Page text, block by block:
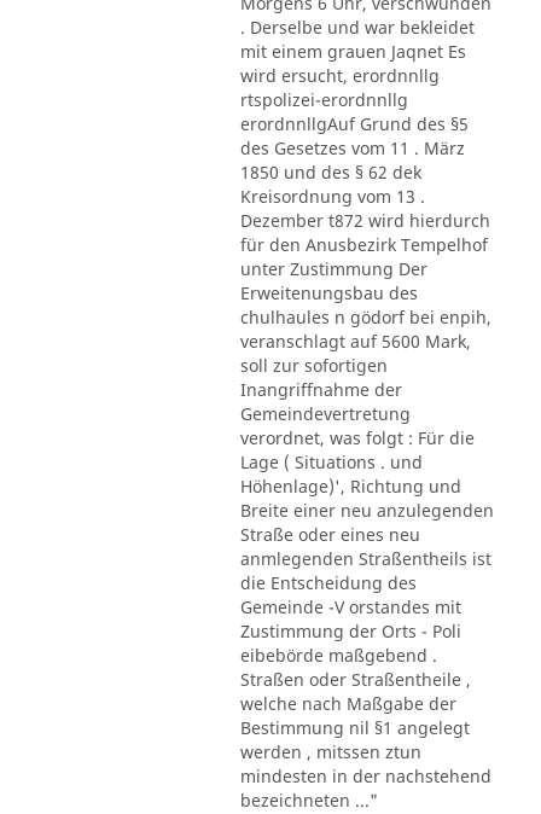
. Derselbe und war bekleidet
mit einem grauen Jaqnet Es
wird ersucht, erordnnllg
rtspolizei-erordnnllg
erordnnllgAuf Grund des §5
des Gesetzes vom 11 . März
1850 und des § 62 dek
Kreisordnung vom 13 .
Dezember t872 wird hierdurch
für den Anusbezirk Tempelhof
unter Zustimmung Der
Erweitenungsbau des
chulhaules n gödorf bei enpih,
veranschlagt auf 5600 Mark,
soll zur sofortigen
Inangriffnahme der
Gemeindevertretung
verordnet, was folgt : Für die
Lage ( Situations . und
Höhenlage)', Richtung und
Breite einer neu anzulegenden
Straße oder eines neu
anmlegenden Straßentheils ist
die Entscheidung des
Gemeinde -V orstandes mit
Zustimmung der Orts - Poli
eibebörde maßgebend .
Straßen oder Straßentheile ,
welche nach Maßgabe der
Bestimmung nil §1 angelegt
werden , mitssen ztun
mindesten in der nachstehend
bezeichneten ..."